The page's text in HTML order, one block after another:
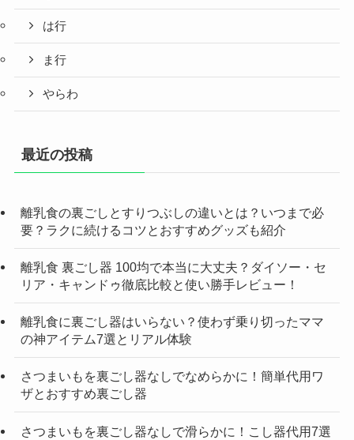
は行
ま行
やらわ
最近の投稿
離乳食の裏ごしとすりつぶしの違いとは？いつまで必
要？ラクに続けるコツとおすすめグッズも紹介
離乳食 裏ごし器 100均で本当に大丈夫？ダイソー・セ
リア・キャンドゥ徹底比較と使い勝手レビュー！
離乳食に裏ごし器はいらない？使わず乗り切ったママ
の神アイテム7選とリアル体験
さつまいもを裏ごし器なしでなめらかに！簡単代用ワ
ザとおすすめ裏ごし器
さつまいもを裏ごし器なしで滑らかに！こし器代用7選